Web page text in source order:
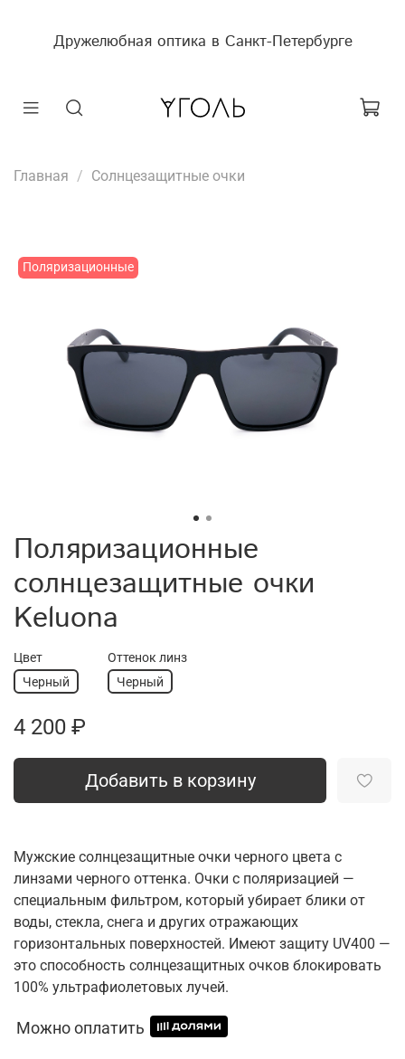
Дружелюбная оптика в Санкт-Петербурге
Главная Солнцезащитные очки
Поляризационные
Поляризационные
солнцезащитные очки
Keluona
Цвет
Черный
Оттенок линз
Черный
4 200 ₽
Добавить в корзину
Мужские солнцезащитные очки черного цвета с
линзами черного оттенка. Очки с поляризацией —
специальным фильтром, который убирает блики от
воды, стекла, снега и других отражающих
горизонтальных поверхностей. Имеют защиту UV400 —
это способность солнцезащитных очков блокировать
100% ультрафиолетовых лучей.
Можно оплатить